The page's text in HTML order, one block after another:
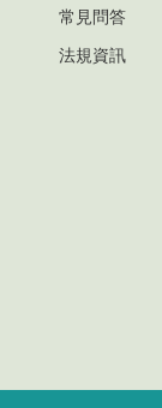
常見問答
法規資訊